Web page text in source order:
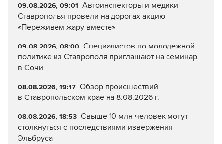
09.08.2026, 09:01 Автоинспекторы и медики
Ставрополья провели на дорогах акцию
«Переживем жару вместе»
09.08.2026, 08:00 Специалистов по молодежной
политике из Ставрополя приглашают на семинар
в Сочи
08.08.2026, 19:17 Обзор происшествий
в Ставропольском крае на 8.08.2026 г.
08.08.2026, 18:53 Свыше 10 млн человек могут
столкнуться с последствиями извержения
Эльбруса